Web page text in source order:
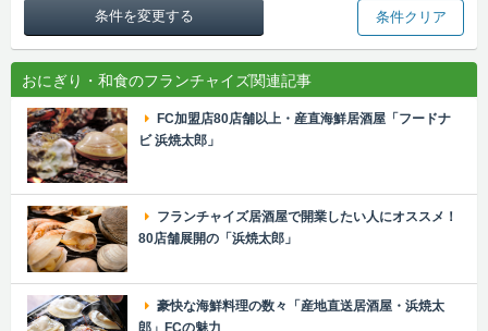
条件を変更する 条件クリア
おにぎり・和食のフランチャイズ関連記事
FC加盟店80店舗以上・産直海鮮居酒屋「フードナ
ビ 浜焼太郎」
フランチャイズ居酒屋で開業したい人にオススメ！
80店舗展開の「浜焼太郎」
豪快な海鮮料理の数々「産地直送居酒屋・浜焼太